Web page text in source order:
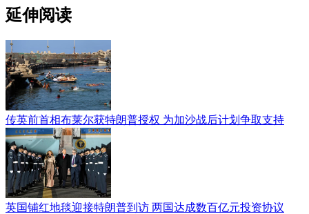
延伸阅读
传英前首相布莱尔获特朗普授权 为加沙战后计划争取支持
英国铺红地毯迎接特朗普到访 两国达成数百亿元投资协议